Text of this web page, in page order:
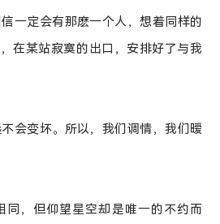
一定会有那麽一个人，想着同样的
在某站寂寞的出口，安排好了与我
会变坏。所以，我们调情，我们暧
同，但仰望星空却是唯一的不约而